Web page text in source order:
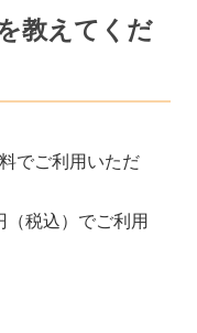
教えてくだ
でご利用いただ
（税込）でご利用